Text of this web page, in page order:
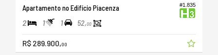
#1.835
Apartamento no Edifício Piacenza
2 1 1 52,00
R$ 289.900,00